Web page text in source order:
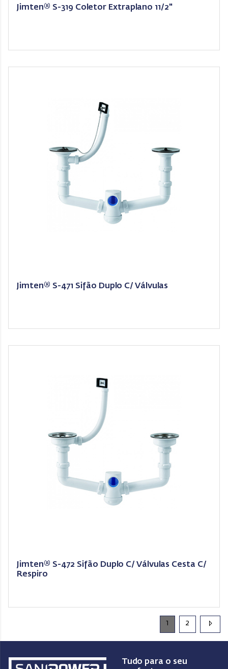
Jimten® S-319 Coletor Extraplano 11/2"
Jimten® S-471 Sifão Duplo C/ Válvulas
Jimten® S-472 Sifão Duplo C/ Válvulas Cesta C/
Respiro
1 2
Tudo para o seu